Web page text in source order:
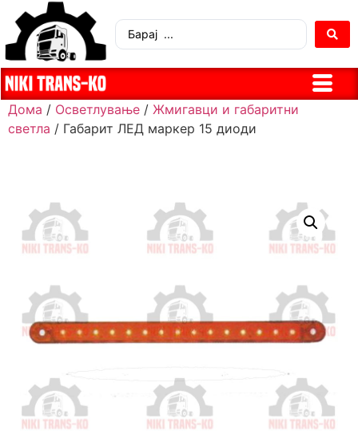
Дома / Осветлување / Жмигавци и габаритни
светла / Габарит ЛЕД маркер 15 диоди